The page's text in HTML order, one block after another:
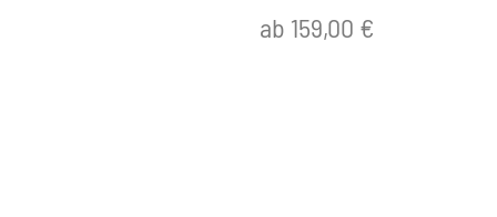
ab 159,00 €